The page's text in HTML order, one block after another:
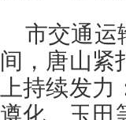
市交通运
间，唐山紧
上持续发
遵化、玉田